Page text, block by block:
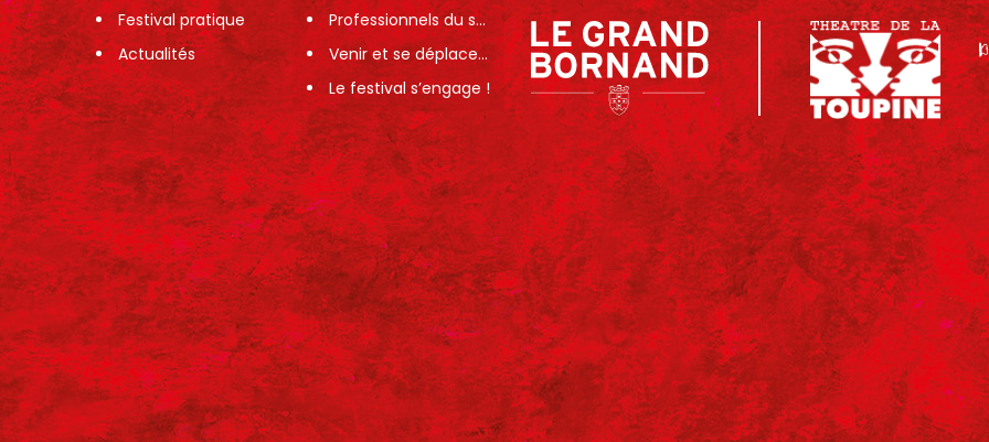
Festival pratique
Actualités
Professionnels du spectacle
Venir et se déplacer sur le festival
Le festival s’engage !